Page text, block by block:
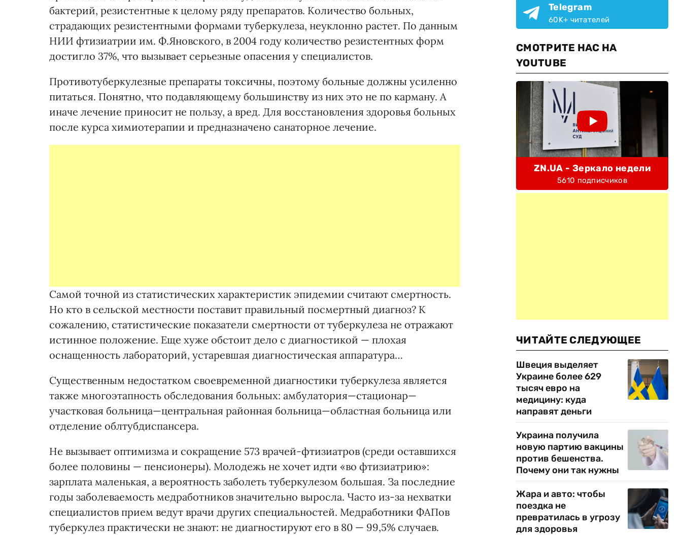
бактерий, резистентные к целому ряду препаратов. Количество больных,
страдающих резистентными формами туберкулеза, неуклонно растет. По данным
НИИ фтизиатрии им. Ф.Яновского, в 2004 году количество резистентных форм
достигло 37%, что вызывает серьезные опасения у специалистов.
Противотуберкулезные препараты токсичны, поэтому больные должны усиленно
питаться. Понятно, что подавляющему большинству из них это не по карману. А
иначе лечение приносит не пользу, а вред. Для восстановления здоровья больных
после курса химиотерапии и предназначено санаторное лечение.
Самой точной из статистических характеристик эпидемии считают смертность.
Но кто в сельской местности поставит правильный посмертный диагноз? К
сожалению, статистические показатели смертности от туберкулеза не отражают
истинное положение. Еще хуже обстоит дело с диагностикой — плохая
оснащенность лабораторий, устаревшая диагностическая аппаратура…
Существенным недостатком своевременной диагностики туберкулеза является
также многоэтапность обследования больных: амбулатория—стационар—
участковая больница—центральная районная больница—областная больница или
отделение облтубдиспансера.
Не вызывает оптимизма и сокращение 573 врачей-фтизиатров (среди оставшихся
более половины — пенсионеры). Молодежь не хочет идти «во фтизиатрию»:
зарплата маленькая, а вероятность заболеть туберкулезом большая. За последние
годы заболеваемость медработников значительно выросла. Часто из-за нехватки
специалистов прием ведут врачи других специальностей. Медработники ФАПов
туберкулез практически не знают: не диагностируют его в 80 — 99,5% случаев.
Telegram
60K+ читателей
СМОТРИТЕ НАС НА
YOUTUBE
ZN.UA - Зеркало недели
5610 подписчиков
ЧИТАЙТЕ СЛЕДУЮЩЕЕ
Швеция выделяет
Украине более 629
тысяч евро на
медицину: куда
направят деньги
Украина получила
новую партию вакцины
против бешенства.
Почему они так нужны
Жара и авто: чтобы
поездка не
превратилась в угрозу
для здоровья